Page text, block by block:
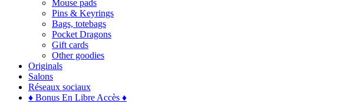
Mouse pads
Pins & Keyrings
Bags, totebags
Pocket Dragons
Gift cards
Other goodies
Originals
Salons
Réseaux sociaux
♦ Bonus En Libre Accès ♦